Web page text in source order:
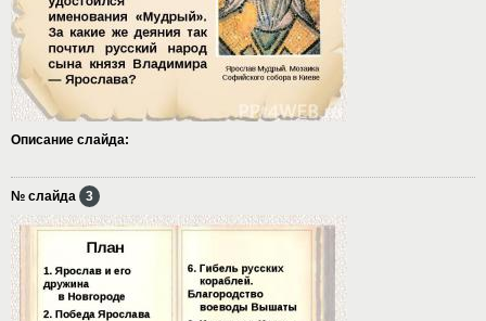
Описание слайда:
№ слайда 3